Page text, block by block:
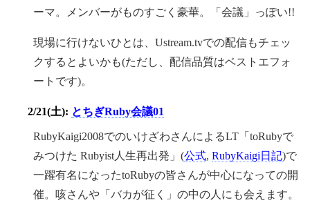
ーマ。メンバーがものすごく豪華。「会議」っぽい!!
現場に行けないひとは、Ustream.tvでの配信もチェッ
クするとよいかも(ただし、配信品質はベストエフォ
ートです)。
2/21(土): とちぎRuby会議01
RubyKaigi2008でのいけざわさんによるLT「toRubyで
みつけた Rubyist人生再出発」(公式, RubyKaigi日記)で
一躍有名になったtoRubyの皆さんが中心になっての開
催。咳さんや「バカが征く」の中の人にも会えます。